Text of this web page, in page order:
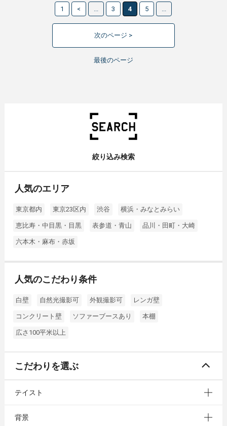
1 < 3 4 5
次のページ >
最後のページ
絞り込み検索
人気のエリア
東京都内 東京23区内 渋谷 横浜・みなとみらい
恵比寿・中目黒・目黒 表参道・青山 品川・田町・大崎
六本木・麻布・赤坂
人気のこだわり条件
白壁 自然光撮影可 外観撮影可 レンガ壁
コンクリート壁 ソファーブースあり 本棚
広さ100平米以上
こだわりを選ぶ
テイスト
背景